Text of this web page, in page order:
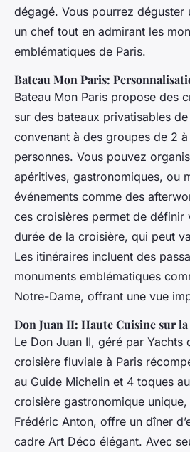
dégagé. Vous pourrez déguster
un chef tout en admirant les
emblématiques de Paris.
Bateau Mon Paris:
Bateau Mon Paris propose des
sur des bateaux privatisables
convenant à des groupes de 2
personnes. Vous pouvez
apéritives, gastronomiques, ou
événements comme des
ces croisières permet de définir
durée de la croisière, qui peut
Les itinéraires incluent des
monuments emblématiques
Notre-Dame, offrant une vue
Don Juan II: Haute Cuisine sur la
Le Don Juan II, géré par Yachts
croisière fluviale à Paris
au Guide Michelin et 4 toques
croisière gastronomique
Frédéric Anton, offre un dîner
cadre Art Déco élégant. Avec